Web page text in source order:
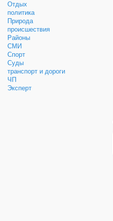
Отдых
политика
Природа
происшествия
Районы
СМИ
Спорт
Суды
транспорт и дороги
ЧП
Эксперт